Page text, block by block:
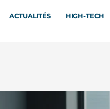
ACTUALITÉS HIGH-TECH